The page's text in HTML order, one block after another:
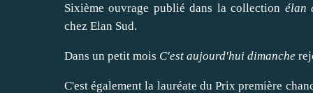
Sixième ouvrage publié dans la collection élan
chez Elan Sud.
Dans un petit mois C'est aujourd'hui dimanche
C'est également la lauréate du Prix première